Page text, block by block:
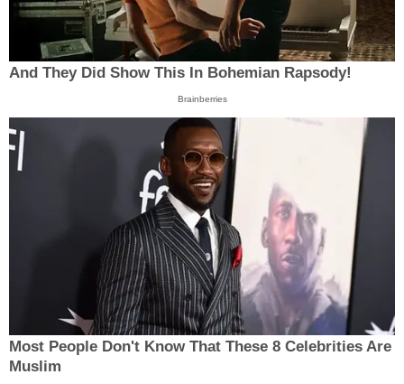
And They Did Show This In Bohemian Rapsody!
Brainberries
Most People Don't Know That These 8 Celebrities Are
Muslim